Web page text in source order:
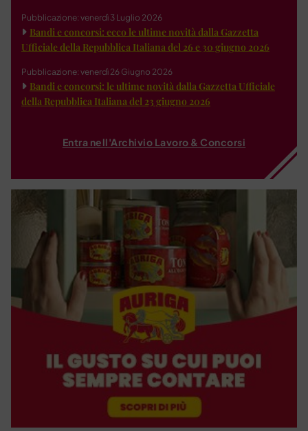
Pubblicazione: venerdì 3 Luglio 2026
Bandi e concorsi: ecco le ultime novità dalla Gazzetta
Ufficiale della Repubblica Italiana del 26 e 30 giugno 2026
Pubblicazione: venerdì 26 Giugno 2026
Bandi e concorsi: le ultime novità dalla Gazzetta Ufficiale
della Repubblica Italiana del 23 giugno 2026
Entra nell'Archivio Lavoro & Concorsi